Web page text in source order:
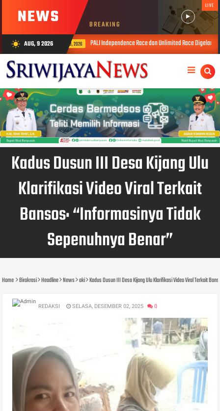
NEWS BREAKING
LIVE
wb_sunny AUG, 9 2026
AUG 09, 2026 PALI Independence Race dan Unlimited Race Digelar, Total Hadiah Rp3,5 Juta
Kadus Dusun III Desa Kijang Ulu
Klarifikasi Video Viral Terkait
Bansos: “Informasinya Tidak
Sepenuhnya Benar”
Home Birokrasi Headline News oki Kadus Dusun III Desa Kijang Ulu Klarifikasi Video Viral Terkait
REDAKSI SELASA, DESEMBER 02, 2025 0